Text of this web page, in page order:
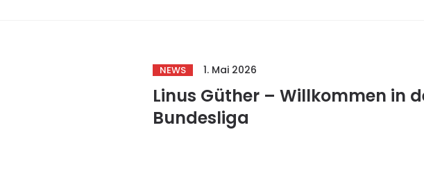
NEWS 1. Mai 2026
Linus Güther – Willkommen in
Bundesliga